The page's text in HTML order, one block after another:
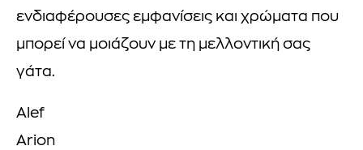
ενδιαφέρουσες εμφανίσεις και χρώματα που
μπορεί να μοιάζουν με τη μελλοντική σας
γάτα.
Alef
Arion